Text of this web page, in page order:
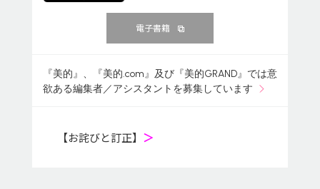
電子書籍
『美的』、『美的.com』及び『美的GRAND』では意
欲ある編集者／アシスタントを募集しています
【お詫びと訂正】 ＞